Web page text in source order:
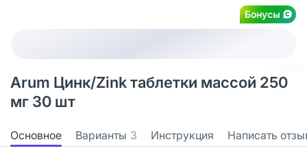
Бонусы
Arum Цинк/Zink таблетки массой 250
мг 30 шт
Основное Варианты 3 Инструкция Написать